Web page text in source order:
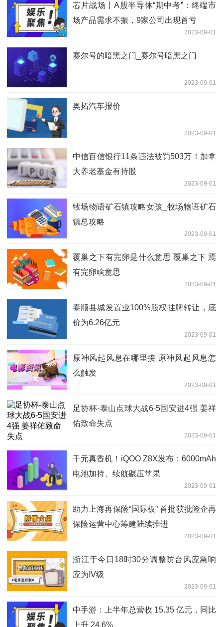
芯片战场丨A股半导体“期中考”：终端市
场产品需求不振，9家公司出现首亏
2023-09-01
赛尔号的暗黑之门_赛尔号暗黑之门
2023-09-01
奥拓汽车报价
2023-09-01
中信百信银行11条违法被罚503万！加拿
大养老基金有持股
2023-09-01
牧场物语矿石镇攻略女孩_牧场物语矿石
镇总攻略
2023-09-01
覆巢之下有完卵是什么意思 覆巢之下 焉
有完卵啥意思
2023-09-01
泰顺县城发置业100%股权挂牌转让，底
价为6.26亿元
2023-09-01
原神风起风息在哪里接 原神风起风息怎
么触发
2023-09-01
足协杯-泰山点球大战6-5国安进4强 姜祥
佑致命失点
2023-09-01
千元真香机！iQOO Z8X发布：6000mAh
电池加持、续航碾压苹果
2023-09-01
助力上海再保险“国际板” 首批获批险企再
保险运营中心筹建陆续推进
2023-09-01
浙江于今日18时30分调整防台风应急响
应为Ⅳ级
2023-09-01
中手游：上半年总营收 15.35 亿元，同比
上升 24.6%